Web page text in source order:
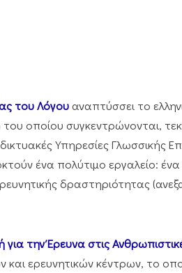
του Λόγου αναπτύσσει το
οποίου συγκεντρώνονται,
Υπηρεσίες
ένα πολύτιμο εργαλείο:
δραστηριότητας
την Έρευνα στις
και ερευνητικών κέντρων, το